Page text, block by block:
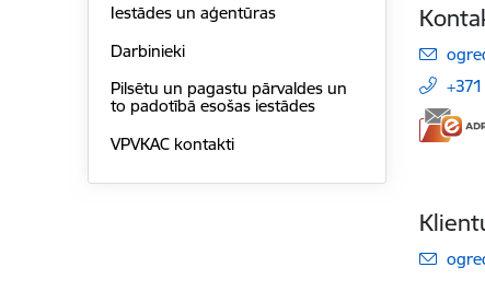
Iestādes un aģentūras
Darbinieki
Pilsētu un pagastu pārvaldes un
to padotībā esošas iestādes
VPVKAC kontakti
E-
E-